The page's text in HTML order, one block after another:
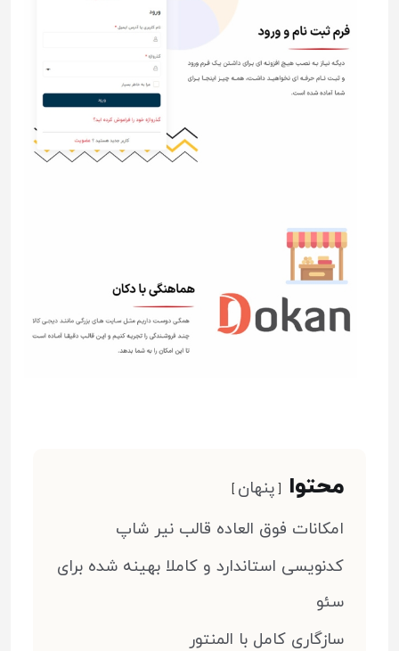
محتوا
پنهان
امکانات فوق العاده قالب نیر شاپ
کدنویسی استاندارد و کاملا بهینه شده برای
سئو
سازگاری کامل با المنتور